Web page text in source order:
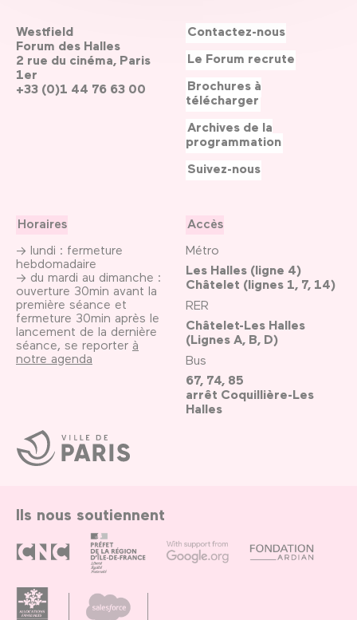
Ville
de
Paris
Westfield
Forum des Halles
2 rue du cinéma, Paris
1er
+33 (0)1 44 76 63 00
Horaires
→ lundi : fermeture
hebdomadaire
→ du mardi au dimanche :
ouverture 30min avant la
première séance et
fermeture 30min après le
lancement de la dernière
séance, se reporter à
notre agenda
Accès
Métro
Les Halles (ligne 4)
Châtelet (lignes 1, 7, 14)
RER
Châtelet-Les Halles
(Lignes A, B, D)
Bus
67, 74, 85
arrêt Coquillière-Les
Halles
Contactez-nous
Le Forum recrute
Brochures à
télécharger
Archives de la
programmation
Suivez-nous
Ils nous soutiennent